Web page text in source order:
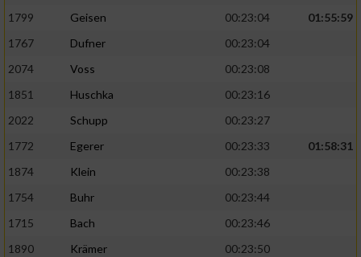
1799
Geisen 00:23:04
01:55:59
1767
Dufner
00:23:04
2074
Voss
00:23:08
1851
Huschka
00:23:16
2022
Schupp
00:23:27
1772
Egerer 00:23:33
01:58:31
1874
Klein
00:23:38
1754
Buhr
00:23:44
1715
Bach
00:23:46
1890
Krämer
00:23:50